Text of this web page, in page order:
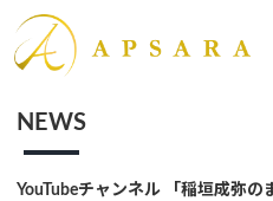
NEWS
YouTubeチャンネル 「稲垣成弥